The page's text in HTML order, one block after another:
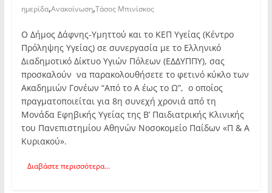
ημερίδα,Ανακοίνωση,Τάσος Μπινίσκος
Ο Δήμος Δάφνης-Υμηττού και το ΚΕΠ Υγείας (Κέντρο
Πρόληψης Υγείας) σε συνεργασία με το Ελληνικό
Διαδημοτικό Δίκτυο Υγιών Πόλεων (ΕΔΔΥΠΠΥ), σας
προσκαλούν να παρακολουθήσετε το φετινό κύκλο των
Ακαδημιών Γονέων “Από το Α έως το Ω”, ο οποίος
πραγματοποιείται για 8η συνεχή χρονιά από τη
Μονάδα Εφηβικής Υγείας της Β’ Παιδιατρικής Κλινικής
του Πανεπιστημίου Αθηνών Νοσοκομείο Παίδων «Π & Α
Κυριακού».
Διαβάστε περισσότερα...